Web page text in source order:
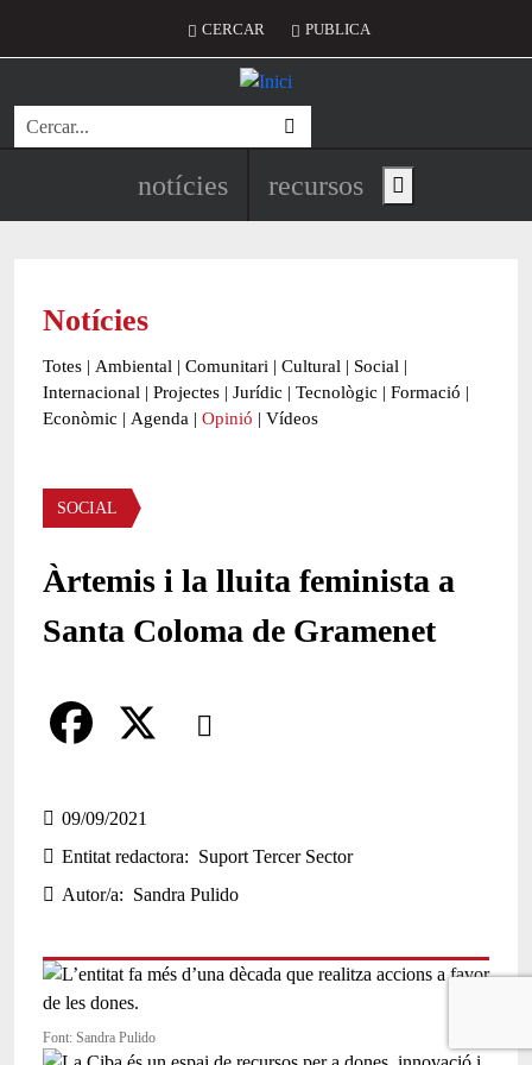
Menú del compte d'usuari
CERCAR PUBLICA
Cerca
Navegació principal de
notícies recursos Show main menu
Notícies
Totes | Ambiental | Comunitari | Cultural | Social |
Internacional | Projectes | Jurídic | Tecnològic | Formació |
Econòmic | Agenda | Opinió | Vídeos
Àmbit de la notícia
SOCIAL
Àrtemis i la lluita feminista a
Santa Coloma de Gramenet
Comparteix
a
c
e
o
o
09/09/2021
Entitat redactora
Suport Tercer Sector
Autor/a
Sandra Pulido
Font: Sandra Pulido